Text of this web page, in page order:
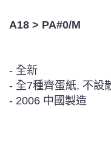
A18 > PA#0/M
- 全新
- 全7種齊蛋紙, 不設
- 2006 中國製造